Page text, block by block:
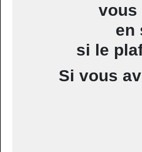
vous
en
si le
Si vous